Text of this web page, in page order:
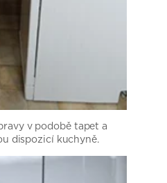
v podobě tapet a
dispozicí kuchyně.